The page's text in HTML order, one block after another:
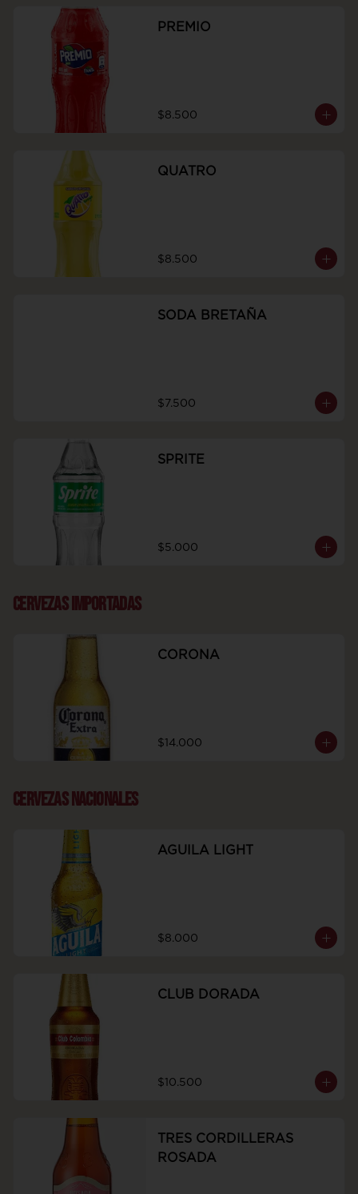
PREMIO
$8.500
QUATRO
$8.500
SODA BRETAÑA
$7.500
SPRITE
$5.000
CERVEZAS IMPORTADAS
CORONA
$14.000
CERVEZAS NACIONALES
AGUILA LIGHT
$8.000
CLUB DORADA
$10.500
TRES CORDILLERAS
ROSADA